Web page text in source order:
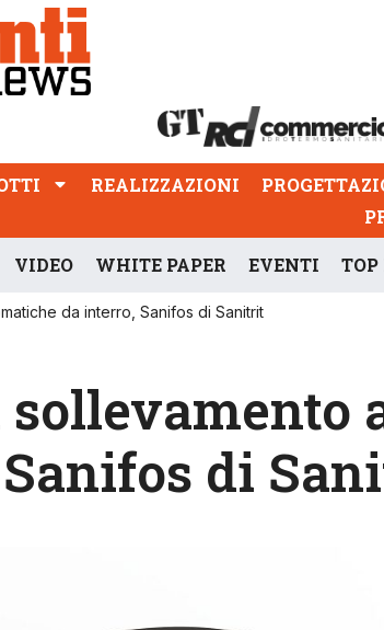
REALIZZAZIONI
REALIZZAZIONI
VIDEO WHITE PAPER EVENTI TOP
da interro, Sanifos di Sanitrit
di